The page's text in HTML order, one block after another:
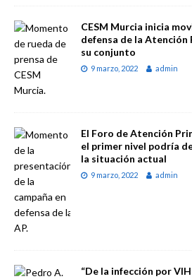
CESM Murcia inicia
defensa de la Atención
su conjunto
9 marzo, 2022 admin
El Foro de Atención
el primer nivel podría
la situación actual
9 marzo, 2022 admin
“De la infección por